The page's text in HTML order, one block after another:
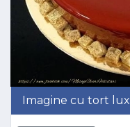
Imagine cu tort lux